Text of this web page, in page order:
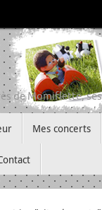
de Momiflette,
Mes concerts